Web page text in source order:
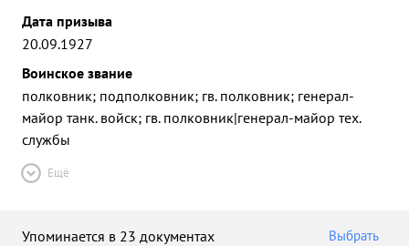
Дата призыва
20.09.1927
Воинское звание
полковник; подполковник; гв. полковник; генерал-
майор танк. войск; гв. полковник|генерал-майор тех.
службы
Ещё
Упоминается в 23 документах Выбрать